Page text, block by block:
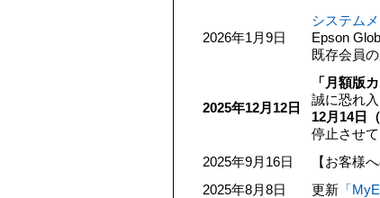
2026年1月9日
システム
Epson
既存会員
2025年12月12日
「月額版
誠に恐れ
12月14日
停止させ
2025年9月16日
【お客様
2025年8月8日
更新 「